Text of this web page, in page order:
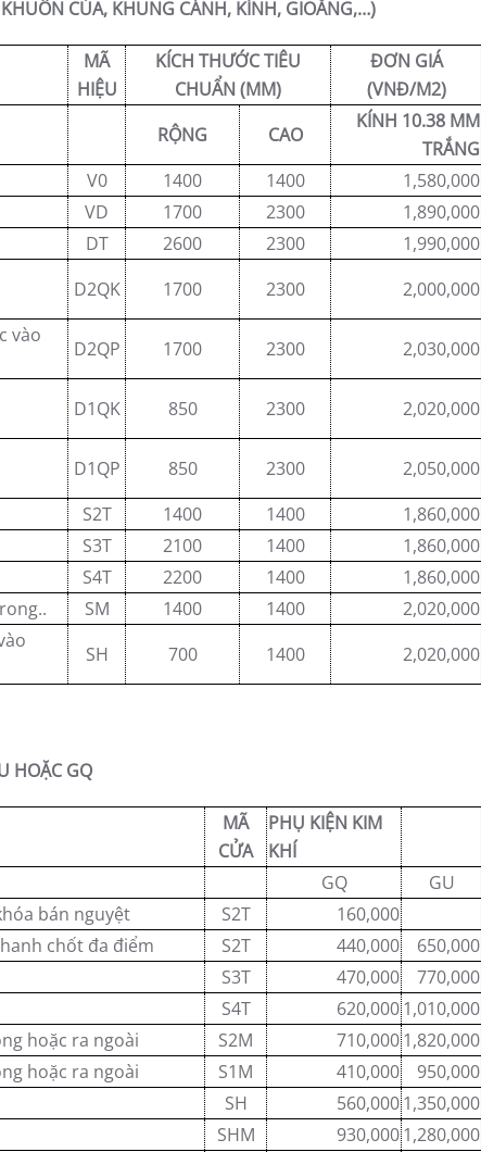
CỦA, KHUNG CÁNH, KÍNH, GIOĂNG,…)
MÃ
HIỆU
KÍCH THƯỚC TIÊU
CHUẨN (MM)
ĐƠN GIÁ
(VNĐ/M2)
RỘNG
CAO
KÍNH 10.38 MM
TRẮNG
V0 1400 1400
1,580,000
VD 1700 2300
1,890,000
DT 2600 2300
1,990,000
D2QK 1700 2300 2,000,000
vào
D2QP 1700 2300 2,030,000
D1QK 850 2300 2,020,000
D1QP 850 2300
2,050,000
S2T 1400 1400
1,860,000
S3T 2100 1400
1,860,000
S4T 2200 1400
1,860,000
SM 1400 1400
2,020,000
SH 700 1400 2,020,000
HOẶC GQ
MÃ
CỬA
PHỤ KIỆN KIM
KHÍ
GQ
GU
bán nguyệt S2T
160,000
chốt đa điểm S2T 440,000
650,000
S3T 470,000
770,000
S4T 620,0001,010,000
hoặc ra ngoài S2M 710,0001,820,000
hoặc ra ngoài S1M 410,000
950,000
SH 560,0001,350,000
SHM 930,0001,280,000